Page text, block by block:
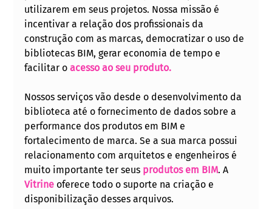
utilizarem em seus projetos. Nossa missão é
incentivar a relação dos profissionais da
construção com as marcas, democratizar o uso de
bibliotecas BIM, gerar economia de tempo e
facilitar o acesso ao seu produto.
Nossos serviços vão desde o desenvolvimento da
biblioteca até o fornecimento de dados sobre a
performance dos produtos em BIM e
fortalecimento de marca. Se a sua marca possui
relacionamento com arquitetos e engenheiros é
muito importante ter seus produtos em BIM. A
Vitrine oferece todo o suporte na criação e
disponibilização desses arquivos.